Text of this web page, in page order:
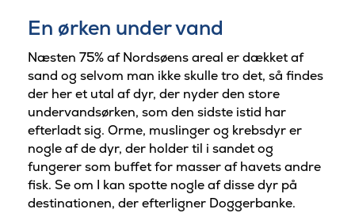
En ørken under vand
Næsten 75% af Nordsøens areal er dækket af
sand og selvom man ikke skulle tro det, så findes
der her et utal af dyr, der nyder den store
undervandsørken, som den sidste istid har
efterladt sig. Orme, muslinger og krebsdyr er
nogle af de dyr, der holder til i sandet og
fungerer som buffet for masser af havets andre
fisk. Se om I kan spotte nogle af disse dyr på
destinationen, der efterligner Doggerbanke.